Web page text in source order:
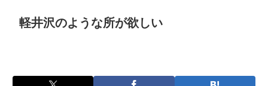
軽井沢のような所が欲しい